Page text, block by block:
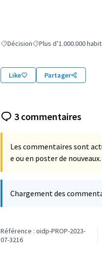
Filter results for: Décision
DécisionFilter results for: Plus
Plus d’1.000.000
Like Partager
3 commentaires
Les commentaires sont
e ou en poster de nouveaux.
Chargement des
Référence : oidp-PROP-2023-
07-3216